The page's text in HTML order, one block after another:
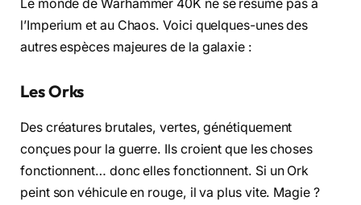
Le monde de Warhammer 40K ne se résume pas à
l’Imperium et au Chaos. Voici quelques-unes des
autres espèces majeures de la galaxie :
Les Orks
Des créatures brutales, vertes, génétiquement
conçues pour la guerre. Ils croient que les choses
fonctionnent… donc elles fonctionnent. Si un Ork
peint son véhicule en rouge, il va plus vite. Magie ?